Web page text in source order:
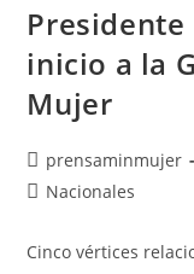
inicio a la
Mujer
prensaminmujer
Nacionales
Cinco vértices